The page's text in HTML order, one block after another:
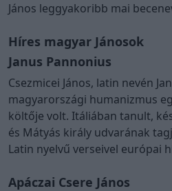
János leggyakoribb mai
Híres magyar Jánosok
Janus Pannonius
Csezmicei János, latin nevén
magyarországi humanizmus
költője volt. Itáliában tanult,
és Mátyás király udvarának
Latin nyelvű verseivel európai
Apáczai Csere János